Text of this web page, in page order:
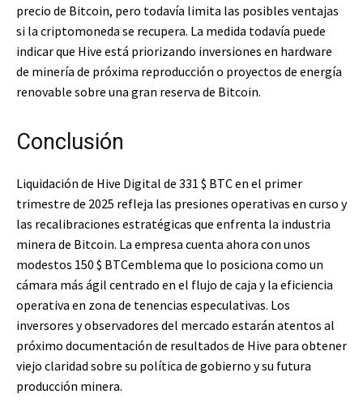
precio de Bitcoin, pero todavía limita las posibles ventajas
si la criptomoneda se recupera. La medida todavía puede
indicar que Hive está priorizando inversiones en hardware
de minería de próxima reproducción o proyectos de energía
renovable sobre una gran reserva de Bitcoin.
Conclusión
Liquidación de Hive Digital de 331 $ BTCen el primer
trimestre de 2025 refleja las presiones operativas en curso y
las recalibraciones estratégicas que enfrenta la industria
minera de Bitcoin. La empresa cuenta ahora con unos
modestos 150 $ BTCemblema que lo posiciona como un
cámara más ágil centrado en el flujo de caja y la eficiencia
operativa en zona de tenencias especulativas. Los
inversores y observadores del mercado estarán atentos al
próximo documentación de resultados de Hive para obtener
viejo claridad sobre su política de gobierno y su futura
producción minera.